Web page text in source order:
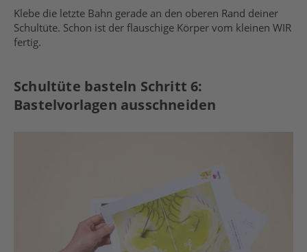
Klebe die letzte Bahn gerade an den oberen Rand deiner
Schultüte. Schon ist der flauschige Körper vom kleinen WIR
fertig.
Schultüte basteln Schritt 6:
Bastelvorlagen ausschneiden